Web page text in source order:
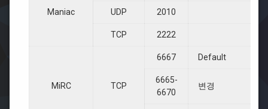
Maniac UDP 2010
TCP 2222
MiRC TCP
6667 Default
6665-
6670
변경